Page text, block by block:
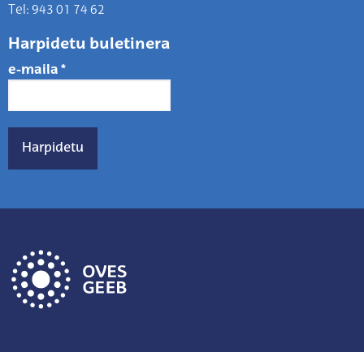
Tel: 943 01 74 62
Harpidetu buletinera
e-maila *